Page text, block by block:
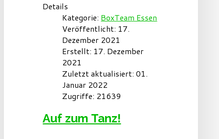
Details
Kategorie: BoxTeam Essen
Veröffentlicht: 17.
Dezember 2021
Erstellt: 17. Dezember
2021
Zuletzt aktualisiert: 01.
Januar 2022
Zugriffe: 21639
Auf zum Tanz!